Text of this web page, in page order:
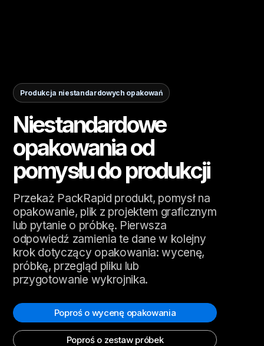
Produkcja niestandardowych opakowań
Niestandardowe
opakowania od
pomysłu do produkcji
Przekaż PackRapid produkt, pomysł na
opakowanie, plik z projektem graficznym
lub pytanie o próbkę. Pierwsza
odpowiedź zamienia te dane w kolejny
krok dotyczący opakowania: wycenę,
próbkę, przegląd pliku lub
przygotowanie wykrojnika.
Poproś o wycenę opakowania
Poproś o zestaw próbek